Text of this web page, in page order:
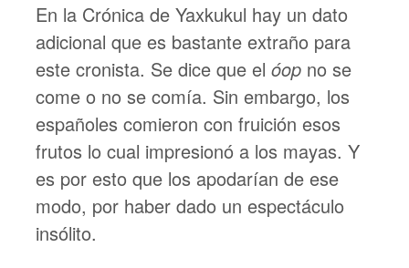
En la Crónica de Yaxkukul hay un dato
adicional que es bastante extraño para
este cronista. Se dice que el óop no se
come o no se comía. Sin embargo, los
españoles comieron con fruición esos
frutos lo cual impresionó a los mayas. Y
es por esto que los apodarían de ese
modo, por haber dado un espectáculo
insólito.